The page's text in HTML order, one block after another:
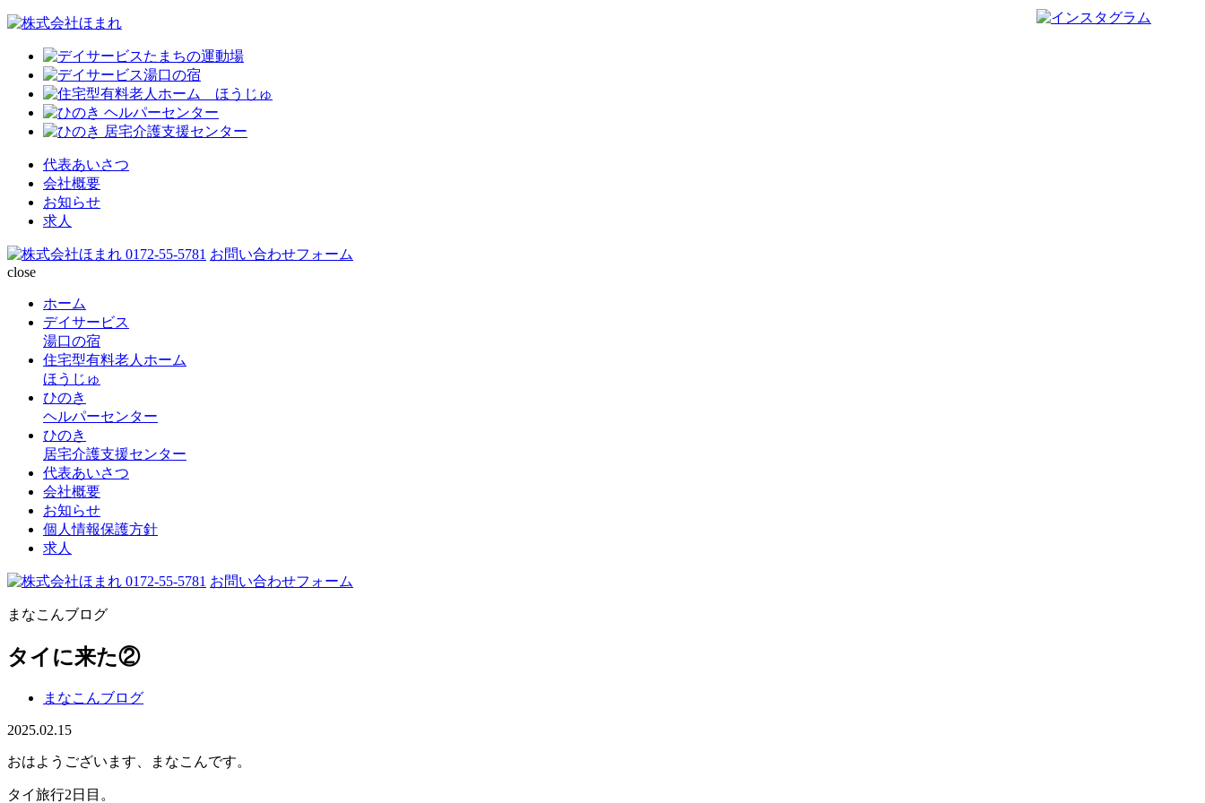
代表あいさつ
会社概要
お知らせ
求人
0172-55-5781 お問い合わせフォーム
close
ホーム
デイサービス
湯口の宿
住宅型有料老人ホーム
ほうじゅ
ひのき
ヘルパーセンター
ひのき
居宅介護支援センター
代表あいさつ
会社概要
お知らせ
個人情報保護方針
求人
0172-55-5781 お問い合わせフォーム
まなこんブログ
タイに来た②
まなこんブログ
2025.02.15
おはようございます、まなこんです。
タイ旅行2日目。